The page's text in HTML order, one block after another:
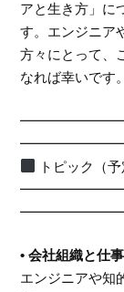
アと生き方」に
す。エンジニア
方々にとって、
なれば幸いです。
トピック（予
• 会社組織と仕
エンジニアや知